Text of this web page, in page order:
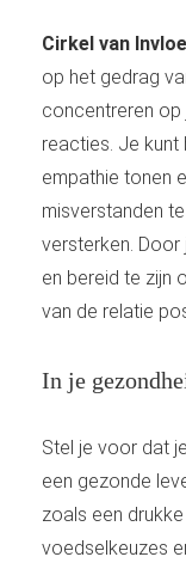
Cirkel van
op het gedrag
concentreren op
reacties. Je kunt
empathie tonen
misverstanden
versterken.
en bereid te zijn
van de relatie
In je
Stel je voor dat
een gezonde
zoals een
voedselkeuzes